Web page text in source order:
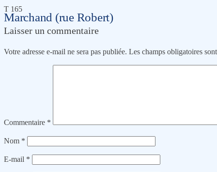
Marchand (rue Robert)
T 165
Laisser un commentaire
Votre adresse e-mail ne sera pas publiée. Les champs obligatoires
Commentaire *
Nom *
E-mail *